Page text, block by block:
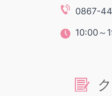
0867-
10:00～